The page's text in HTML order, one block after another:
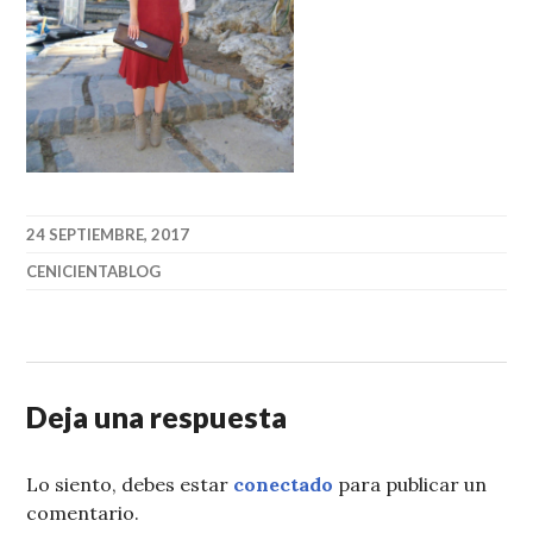
24 SEPTIEMBRE, 2017
CENICIENTABLOG
Deja una respuesta
Lo siento, debes estar conectado para publicar un
comentario.